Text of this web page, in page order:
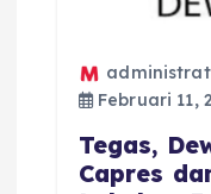
Februari 11,
Tegas,
Capres